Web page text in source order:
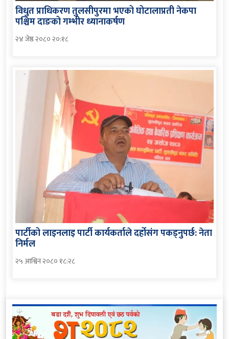
विधुत प्राधिकरण तुलसीपुरमा भएको घोटालाप्रती नेकपा
पश्चिम दाङको गम्भीर ध्यानाकर्षण
२४ जेष्ठ २०८० २०:१८
पार्टीको लाइनलाइ पार्टी कार्यकर्ताले दर्होसंग पकड्नुपर्छ: नेता
निर्मल
२५ आश्विन २०८० १८:२८